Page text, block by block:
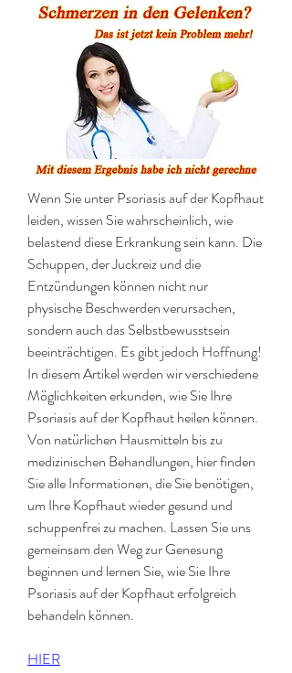
Wenn Sie unter Psoriasis auf der Kopfhaut
leiden, wissen Sie wahrscheinlich, wie
belastend diese Erkrankung sein kann. Die
Schuppen, der Juckreiz und die
Entzündungen können nicht nur
physische Beschwerden verursachen,
sondern auch das Selbstbewusstsein
beeinträchtigen. Es gibt jedoch Hoffnung!
In diesem Artikel werden wir verschiedene
Möglichkeiten erkunden, wie Sie Ihre
Psoriasis auf der Kopfhaut heilen können.
Von natürlichen Hausmitteln bis zu
medizinischen Behandlungen, hier finden
Sie alle Informationen, die Sie benötigen,
um Ihre Kopfhaut wieder gesund und
schuppenfrei zu machen. Lassen Sie uns
gemeinsam den Weg zur Genesung
beginnen und lernen Sie, wie Sie Ihre
Psoriasis auf der Kopfhaut erfolgreich
behandeln können.
HIER